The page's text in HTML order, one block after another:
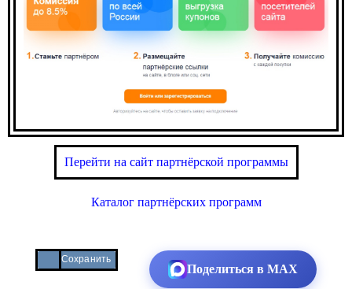
Перейти на сайт партнёрской программы
Каталог партнёрских программ
Сохранить
Поделиться в MAX